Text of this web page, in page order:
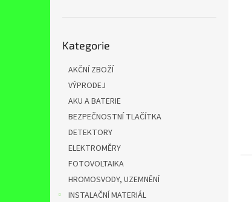
kategorie
Kategorie
AKČNÍ ZBOŽÍ
VÝPRODEJ
AKU A BATERIE
BEZPEČNOSTNÍ TLAČÍTKA
DETEKTORY
ELEKTROMĚRY
FOTOVOLTAIKA
HROMOSVODY, UZEMNĚNÍ
INSTALAČNÍ MATERIÁL